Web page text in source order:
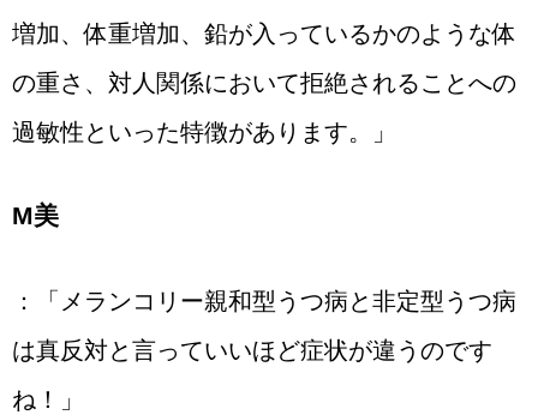
増加、体重増加、鉛が入っているかのような体
の重さ、対人関係において拒絶されることへの
過敏性といった特徴があります。」
М美
：「メランコリー親和型うつ病と非定型うつ病
は真反対と言っていいほど症状が違うのです
ね！」